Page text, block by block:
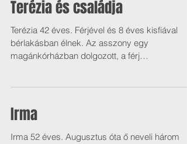
Terézia és családja
Terézia 42 éves. Férjével és 8 éves kisfiával
bérlakásban élnek. Az asszony egy
magánkórházban dolgozott, a férj
Irma
Irma 52 éves. Augusztus óta ő neveli három